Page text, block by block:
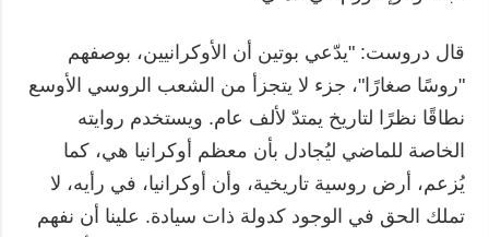
قال دروست: "يدّعي بوتين أن الأوكرانيين، بوصفهم
"روسًا صغارًا"، جزء لا يتجزأ من الشعب الروسي الأوسع
نطاقًا نظرًا لتاريخ يمتدّ لألف عام. ويستخدم روايته
الخاصة للماضي ليُجادل بأن معظم أوكرانيا هي، كما
يُزعم، أرض روسية تاريخية، وأن أوكرانيا، في رأيه، لا
تملك الحق في الوجود كدولة ذات سيادة. علينا أن نفهم